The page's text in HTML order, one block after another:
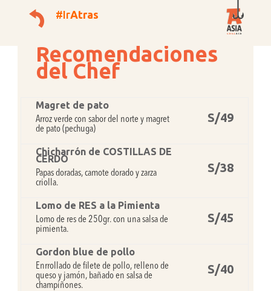
#IrAtras
Recomendaciones
del Chef
Magret de pato
Arroz verde con sabor del norte y magret
de pato (pechuga)
S/49
Chicharrón de COSTILLAS DE
CERDO
Papas doradas, camote dorado y zarza
criolla.
S/38
Lomo de RES a la Pimienta
Lomo de res de 250gr. con una salsa de
pimienta.
S/45
Gordon blue de pollo
Enrrollado de filete de pollo, relleno de
queso y jamón, bañado en salsa de
champiñones.
S/40